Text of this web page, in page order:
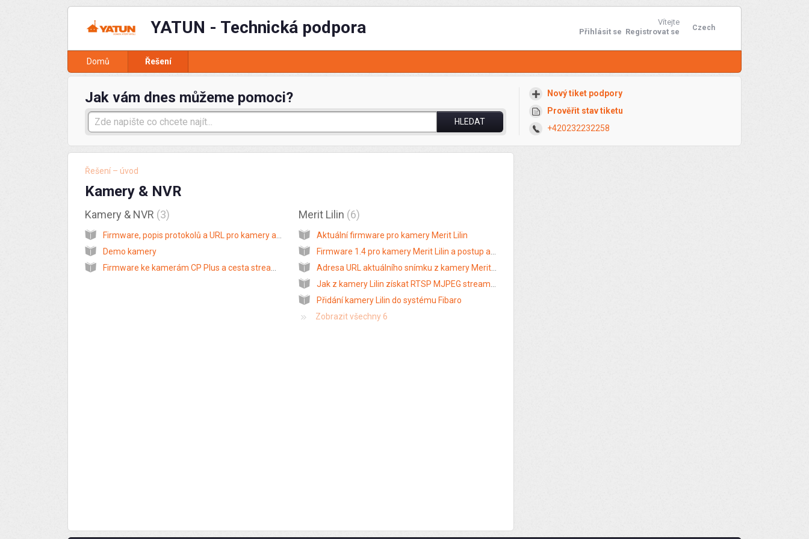
YATUN - Technická podpora Czech
Vítejte
Přihlásit se Registrovat se
Domů Řešení
Jak vám dnes můžeme pomoci?
HLEDAT
Nový tiket podpory
Prověřit stav tiketu
+420232232258
Řešení – úvod
Kamery & NVR
Kamery & NVR 3
Demo kamery
Merit Lilin 6
Aktuální firmware pro kamery Merit Lilin
Adresa URL aktuálního snímku z kamery Merit Lilin
Přidání kamery Lilin do systému Fibaro
Zobrazit všechny 6